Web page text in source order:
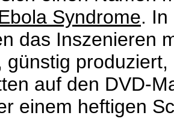
Syndrome.
das Inszenieren
günstig
auf den DVD-
einem heftigen